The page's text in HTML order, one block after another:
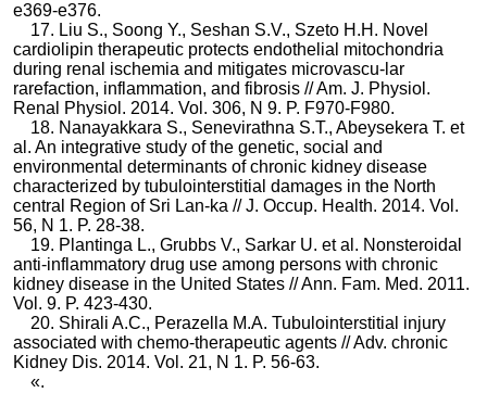
e369-e376.
17. Liu S., Soong Y., Seshan S.V., Szeto H.H. Novel
cardiolipin therapeutic protects endothelial mitochondria
during renal ischemia and mitigates microvascu-lar
rarefaction, inflammation, and fibrosis // Am. J. Physiol.
Renal Physiol. 2014. Vol. 306, N 9. P. F970-F980.
18. Nanayakkara S., Senevirathna S.T., Abeysekera T. et
al. An integrative study of the genetic, social and
environmental determinants of chronic kidney disease
characterized by tubulointerstitial damages in the North
сentral Region of Sri Lan-ka // J. Occup. Health. 2014. Vol.
56, N 1. P. 28-38.
19. Plantinga L., Grubbs V., Sarkar U. et al. Nonsteroidal
anti-inflammatory drug use among persons with chronic
kidney disease in the United States // Ann. Fam. Med. 2011.
Vol. 9. P. 423-430.
20. Shirali A.C., Perazella M.A. Tubulointerstitial injury
associated with chemo-therapeutic agents // Adv. сhronic
Kidney Dis. 2014. Vol. 21, N 1. P. 56-63.
«.